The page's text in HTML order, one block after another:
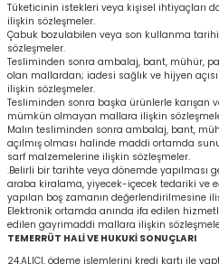
Tüketicinin istekleri veya kişisel ihtiyaçları
ilişkin sözleşmeler.
Çabuk bozulabilen veya son kullanma
sözleşmeler.
Tesliminden sonra ambalaj, bant, mühür,
olan mallardan; iadesi sağlık ve hijyen
ilişkin sözleşmeler.
Tesliminden sonra başka ürünlerle karışan
mümkün olmayan mallara ilişkin
Malın tesliminden sonra ambalaj, bant,
açılmış olması halinde maddi ortamda
sarf malzemelerine ilişkin sözleşmeler.
.Belirli bir tarihte veya dönemde yapılması
araba kiralama, yiyecek-içecek tedariki ve
yapılan boş zamanın değerlendirilmesine
Elektronik ortamda anında ifa edilen
edilen gayrimaddi mallara ilişkin
TEMERRÜT HALİ VE HUKUKİ SONUÇLARI
24.ALICI, ödeme işlemlerini kredi kartı ile